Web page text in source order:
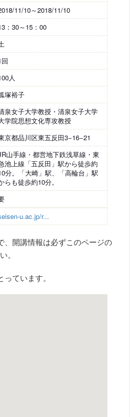
11/10～2018/11/10
：30～15：00
回
人
塚裕子
泉女子大学教授・清泉女子大学
学院思想文化専攻教授
京都品川区東五反田3−16−21
山手線・都営地下鉄浅草線・東
池上線「五反田」駅から徒歩約
分。「大崎」駅、「高輪台」駅
らも徒歩約10分。
u.ac.jp/r...
、開講情報は必ずこのページの
。
ています。